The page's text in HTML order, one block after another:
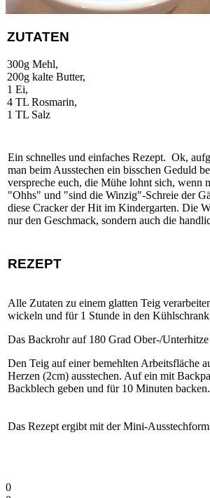
ZUTATEN
300g Mehl,
200g kalte Butter,
1 Ei,
4 TL Rosmarin,
1 TL Salz
Ein schnelles und einfaches Rezept. Ok,
man beim Ausstechen ein bisschen Geduld
verspreche euch, die Mühe lohnt sich, wenn
"Ohhs" und "sind die Winzig"-Schreie der
diese Cracker der Hit im Kindergarten. Die
nur den Geschmack, sondern auch die
REZEPT
Alle Zutaten zu einem glatten Teig
wickeln und für 1 Stunde in den Kühlschrank
Das Backrohr auf 180 Grad Ober-/
Den Teig auf einer bemehlten Arbeitsfläche
Herzen (2cm) ausstechen. Auf ein mit
Backblech geben und für 10 Minuten backen.
Das Rezept ergibt mit der Mini-
0